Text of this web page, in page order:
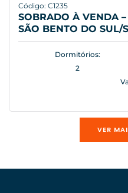
Código: C1235
SOBRADO À VENDA
SÃO BENTO DO SUL/
Dormitórios:
2
VER